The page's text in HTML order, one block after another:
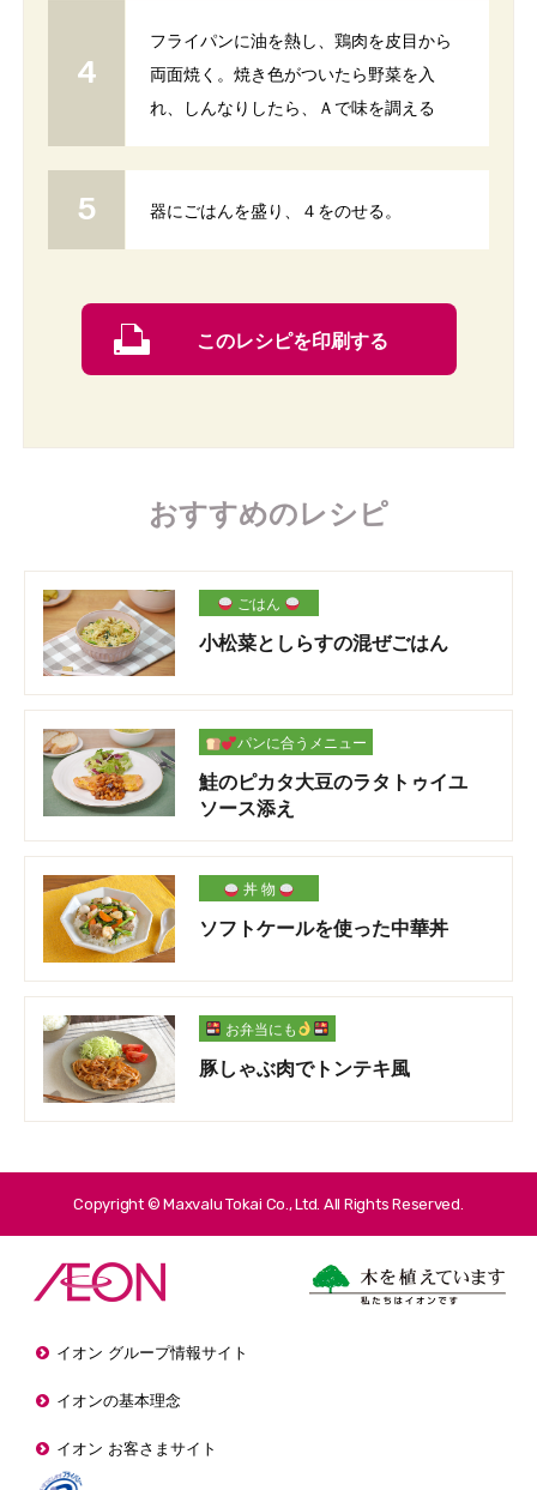
フライパンに油を熱し、鶏肉を皮目から
両面焼く。焼き色がついたら野菜を入
れ、しんなりしたら、Ａで味を調える
器にごはんを盛り、４をのせる。
このレシピを印刷する
おすすめのレシピ
ごはん
小松菜としらすの混ぜごはん
パンに合うメニュー
鮭のピカタ大豆のラタトゥイユ
ソース添え
丼 物
ソフトケールを使った中華丼
お弁当にも
豚しゃぶ肉でトンテキ風
Copyright © Maxvalu Tokai Co., Ltd. All Rights Reserved.
イオン グループ情報サイト
イオンの基本理念
イオン お客さまサイト